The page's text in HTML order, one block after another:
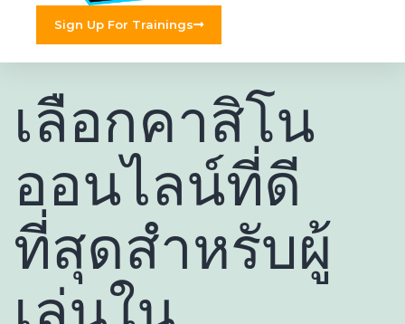
Sign Up For Trainings
เลือกคาสิโน
ออนไลน์ที่ดี
ที่สุดสำหรับผู้